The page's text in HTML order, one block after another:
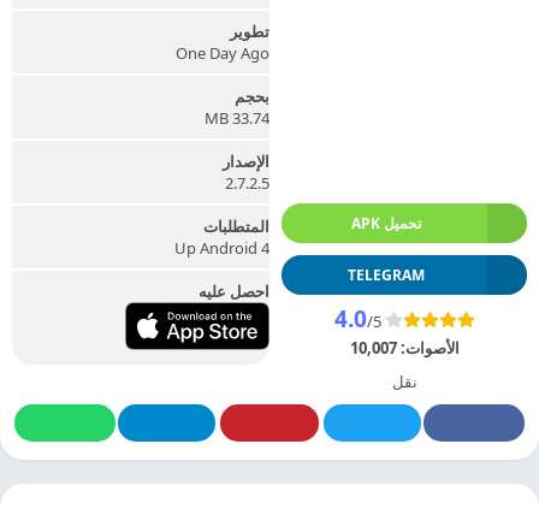
تحميل APK
TELEGRAM
4.0/5
الأصوات:10,007
نقل
تطوير
One Day Ago
بحجم
33.74 MB
الإصدار
2.7.2.5
المتطلبات
Up Android 4
احصل عليه